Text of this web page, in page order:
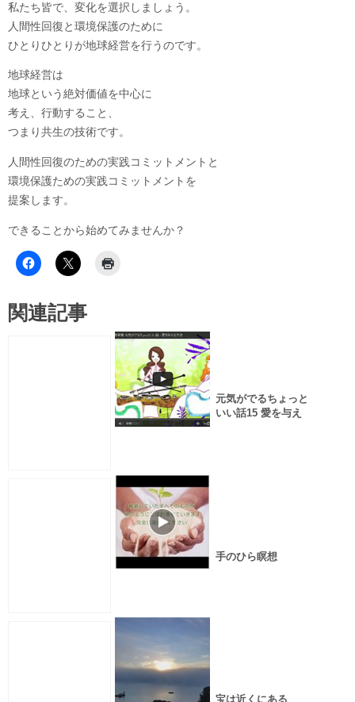
私たち皆で、変化を選択しましょう。
人間性回復と環境保護のために
ひとりひとりが地球経営を行うのです。
地球経営は
地球という絶対価値を中心に
考え、行動すること、
つまり共生の技術です。
人間性回復のための実践コミットメントと
環境保護ための実践コミットメントを
提案します。
できることから始めてみませんか？
関連記事
元気がでるちょっと
いい話15 愛を与え
手のひら瞑想
宝は近くにある